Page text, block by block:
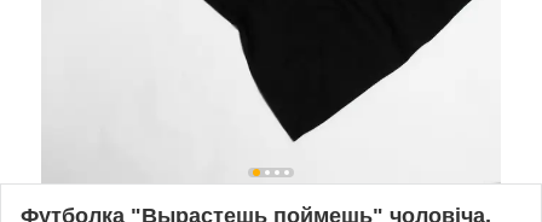
Футболка "Вырастешь поймешь" чоловіча,